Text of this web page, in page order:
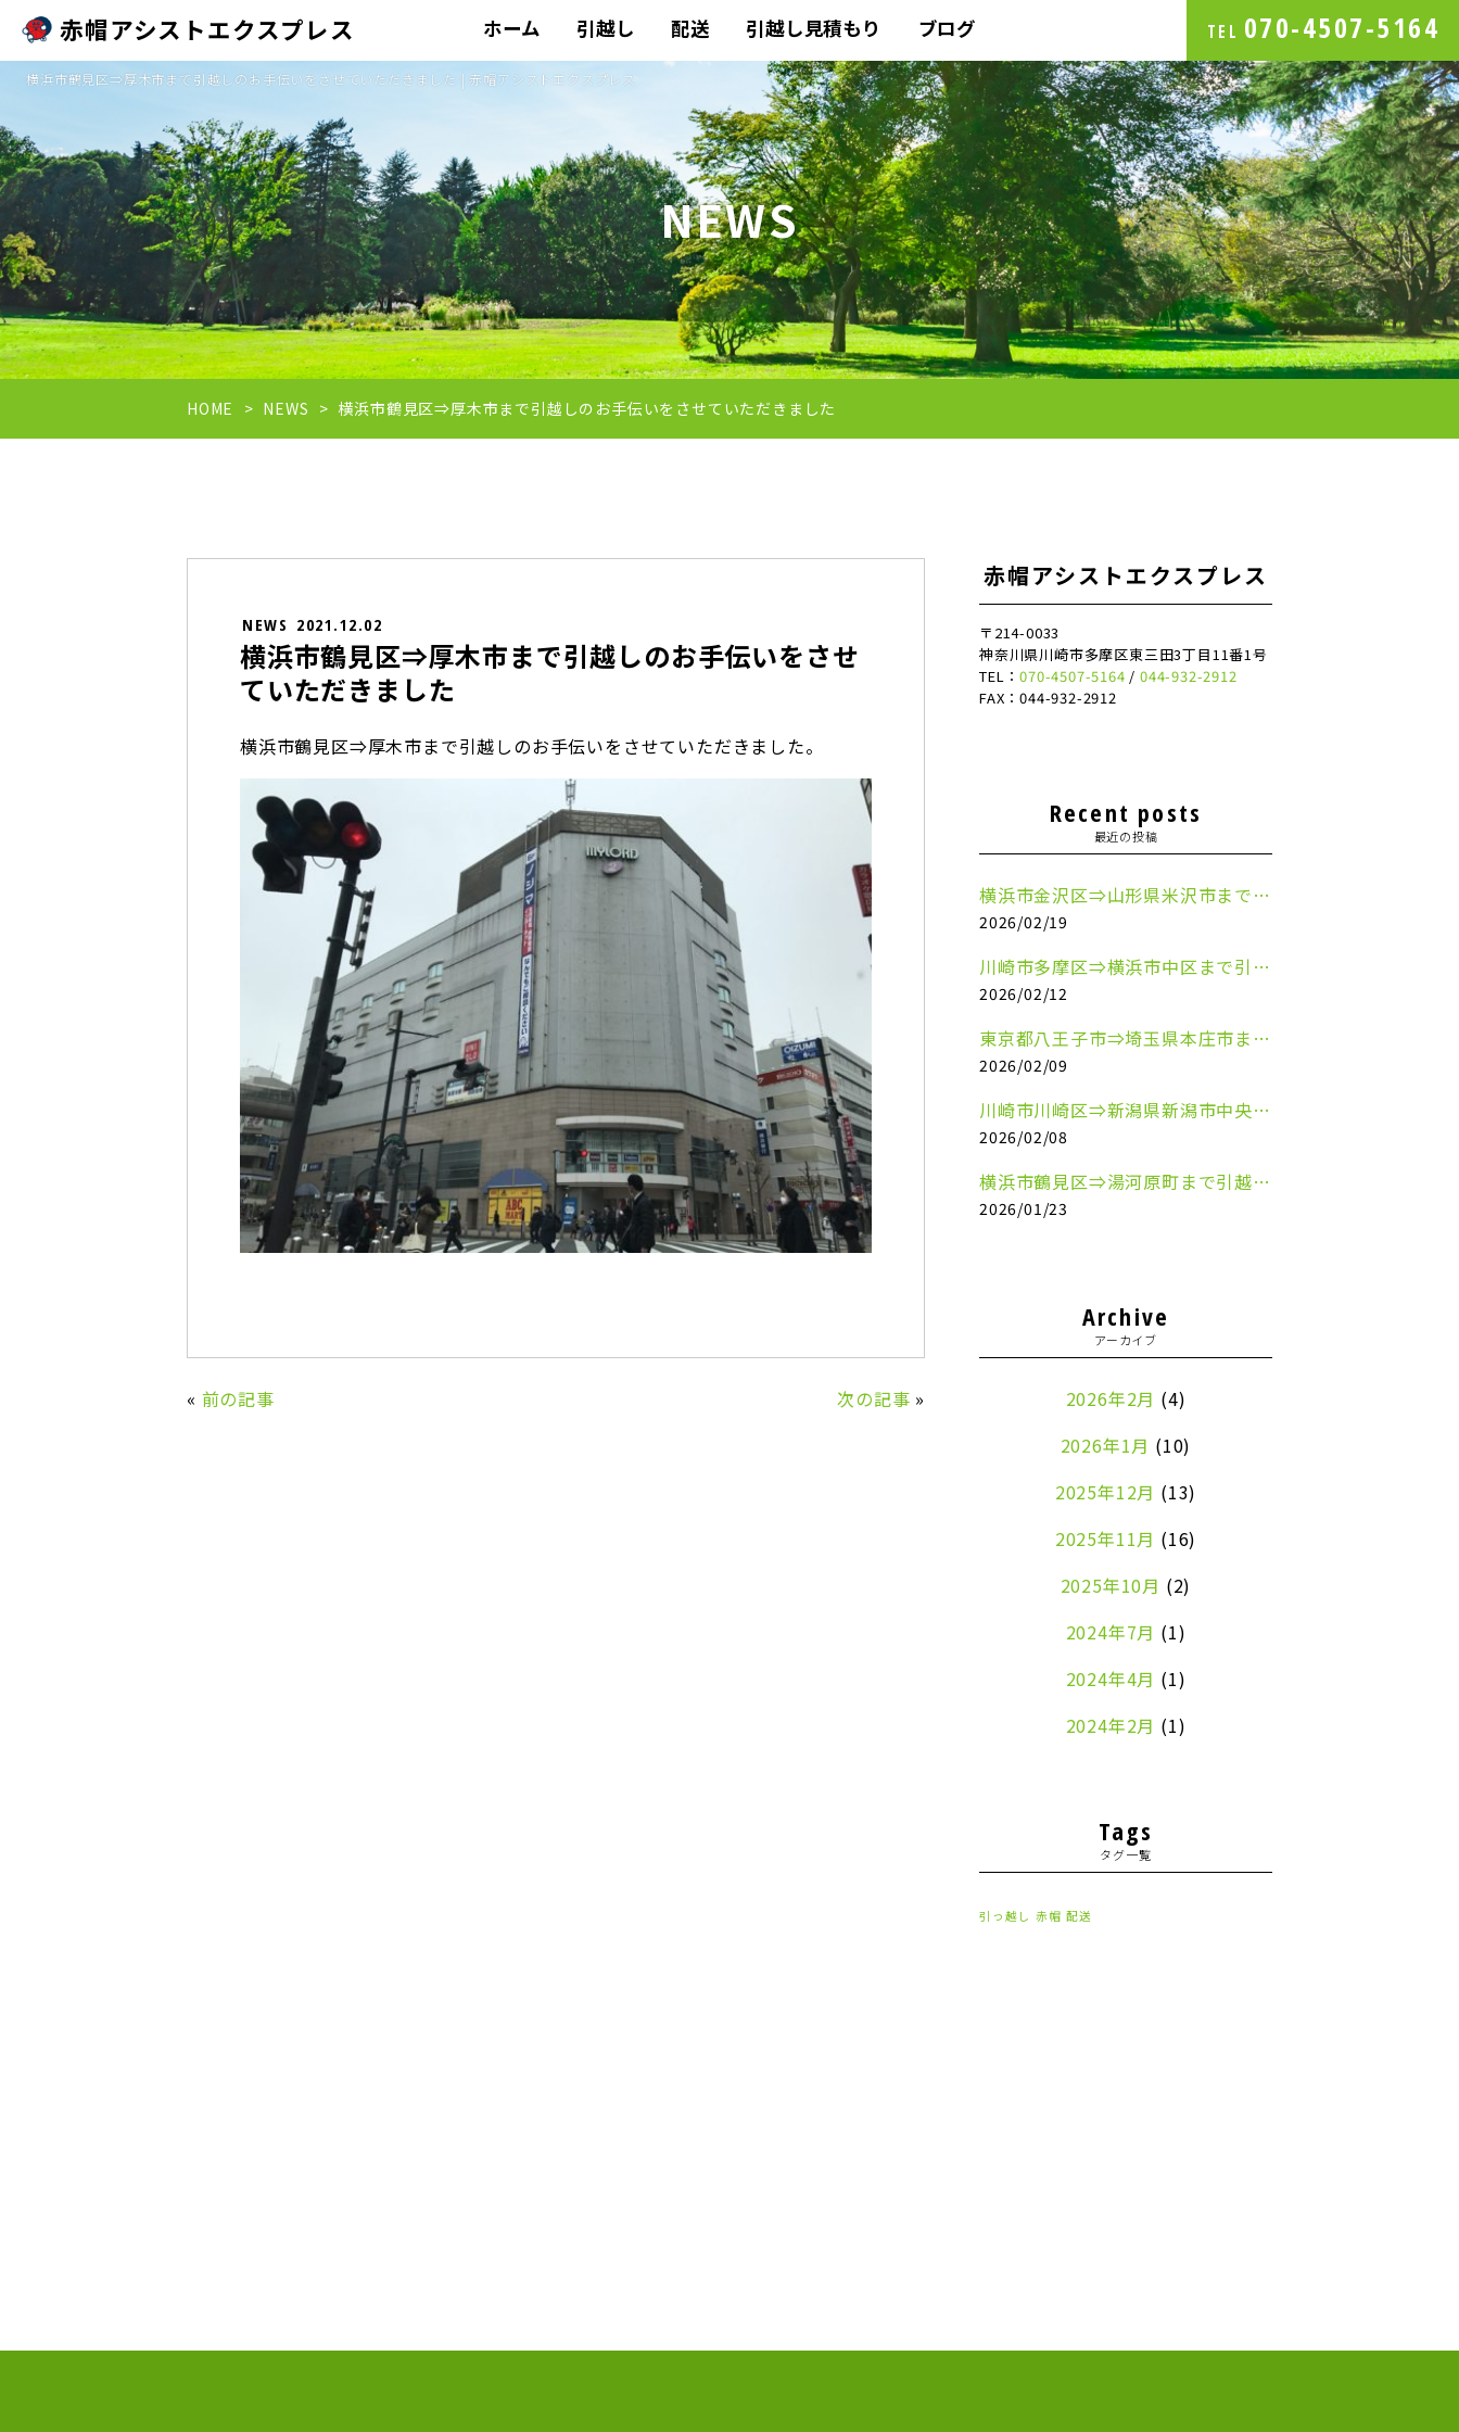
赤帽アシストエクスプレス TEL 070-4507-5164
ホーム 引越し 配送 引越し見積もり ブログ
横浜市鶴見区⇒厚木市まで引越しのお手伝いをさせていただきました | 赤帽アシストエクスプレス
NEWS
HOME NEWS 横浜市鶴見区⇒厚木市まで引越しのお手伝いをさせていただきました
NEWS 2021.12.02
横浜市鶴見区⇒厚木市まで引越しのお手伝いをさせ
ていただきました
横浜市鶴見区⇒厚木市まで引越しのお手伝いをさせていただきました。
« 前の記事 次の記事 »
赤帽アシストエクスプレス
〒214-0033
神奈川県川崎市多摩区東三田3丁目11番1号
TEL：070-4507-5164 /044-932-2912
FAX：044-932-2912
Recent posts
最近の投稿
横浜市金沢区⇒山形県米沢市まで引越しのお手伝いをさせていただきました
2026/02/19
川崎市多摩区⇒横浜市中区まで引越しのお手伝いをさせていただきました
2026/02/12
東京都八王子市⇒埼玉県本庄市まで清涼飲料水を配送させていただきました
2026/02/09
川崎市川崎区⇒新潟県新潟市中央区まで事務机&事務用品を配送させていただきました
2026/02/08
横浜市鶴見区⇒湯河原町まで引越しのお手伝いをさせていただきました
2026/01/23
Archive
アーカイブ
2026年2月 (4)
2026年1月 (10)
2025年12月 (13)
2025年11月 (16)
2025年10月 (2)
2024年7月 (1)
2024年4月 (1)
2024年2月 (1)
2023年8月
2023年7月(2)
2023年6月
Tags
タグ一覧
引っ越し 赤帽 配送